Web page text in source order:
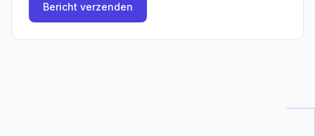
Bericht verzenden